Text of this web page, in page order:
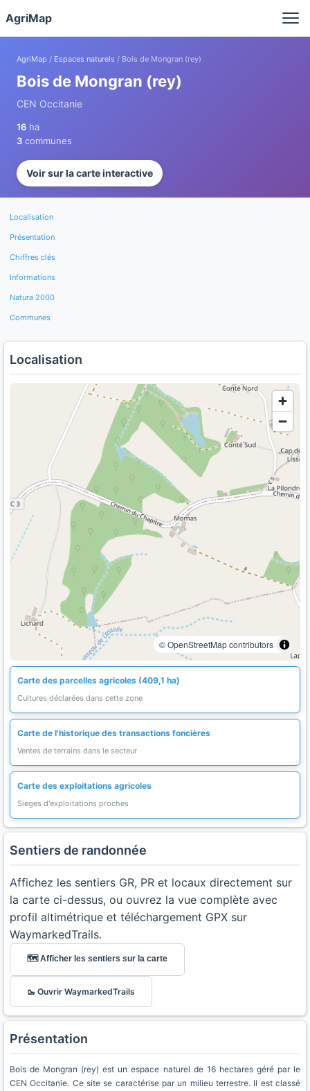
AgriMap
AgriMap / Espaces naturels / Bois de Mongran (rey)
Bois de Mongran (rey)
CEN Occitanie
16 ha
3 communes
Voir sur la carte interactive
Localisation
Présentation
Chiffres clés
Informations
Natura 2000
Communes
Localisation
© OpenStreetMap contributors
Carte des parcelles agricoles (409,1 ha)
Cultures déclarées dans cette zone
Carte de l'historique des transactions foncières
Ventes de terrains dans le secteur
Carte des exploitations agricoles
Sieges d'exploitations proches
Sentiers de randonnée
Affichez les sentiers GR, PR et locaux directement sur
la carte ci-dessus, ou ouvrez la vue complète avec
profil altimétrique et téléchargement GPX sur
WaymarkedTrails.
🗺️ Afficher les sentiers sur la carte
🥾 Ouvrir WaymarkedTrails
Présentation
Bois de Mongran (rey) est un espace naturel de 16 hectares géré par le
CEN Occitanie. Ce site se caractérise par un milieu terrestre. Il est classé